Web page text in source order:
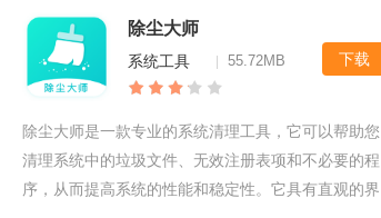
除尘大师
系统工具 55.72MB 下载
除尘大师是一款专业的系统清理工具，它可以帮助您
清理系统中的垃圾文件、无效注册表项和不必要的程
序，从而提高系统的性能和稳定性。它具有直观的界